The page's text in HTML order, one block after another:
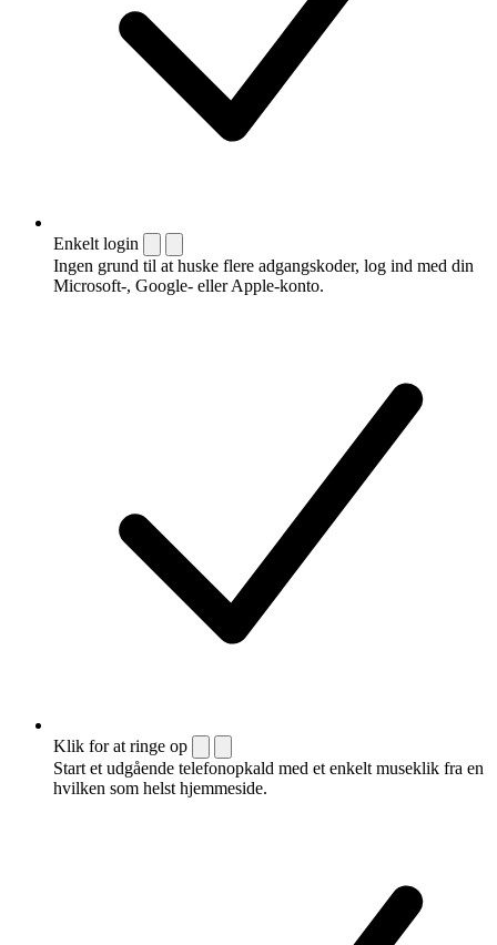
Enkelt login
Ingen grund til at huske flere adgangskoder, log ind med din
Microsoft-, Google- eller Apple-konto.
Klik for at ringe op
Start et udgående telefonopkald med et enkelt museklik fra en
hvilken som helst hjemmeside.